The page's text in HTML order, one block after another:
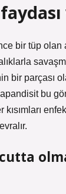
bir tüp olan
bir parçası
bu
kısımları